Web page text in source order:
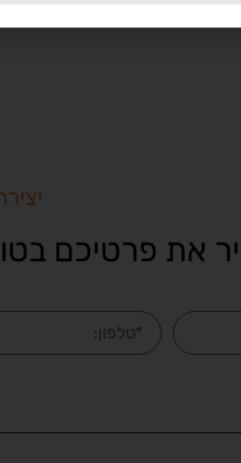
את פרטיכם